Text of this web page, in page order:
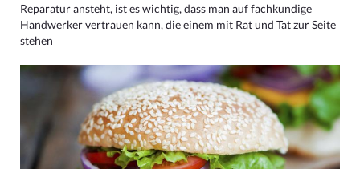
Reparatur ansteht, ist es wichtig, dass man auf fachkundige
Handwerker vertrauen kann, die einem mit Rat und Tat zur Seite
stehen